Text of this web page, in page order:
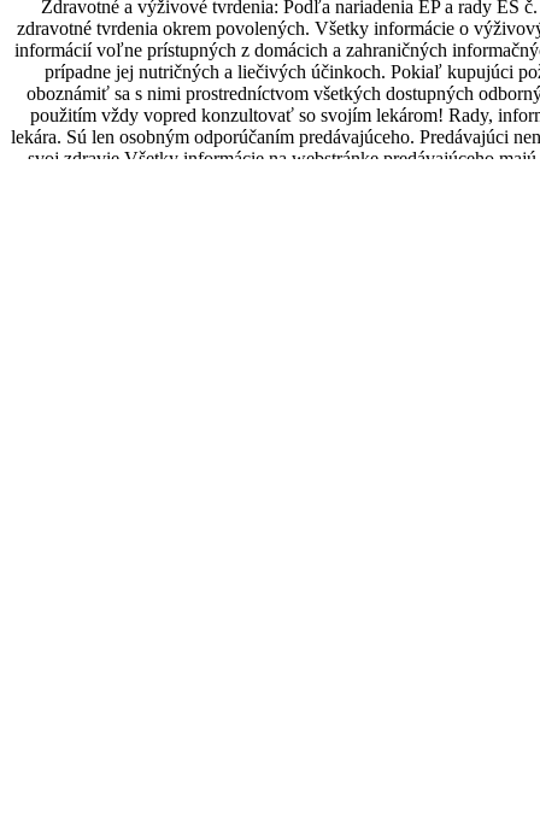
Zdravotné a výživové tvrdenia: Podľa nariadenia EP a rady ES
zdravotné tvrdenia okrem povolených. Všetky informácie o
informácií voľne prístupných z domácich a zahraničných
prípadne jej nutričných a liečivých účinkoch. Pokiaľ kupujúci
oboznámiť sa s nimi prostredníctvom všetkých dostupných
použitím vždy vopred konzultovať so svojím lekárom! Rady,
lekára. Sú len osobným odporúčaním predávajúceho. Predávajúci
svoj zdravie.Všetky informácie na webstránke predávajúceho